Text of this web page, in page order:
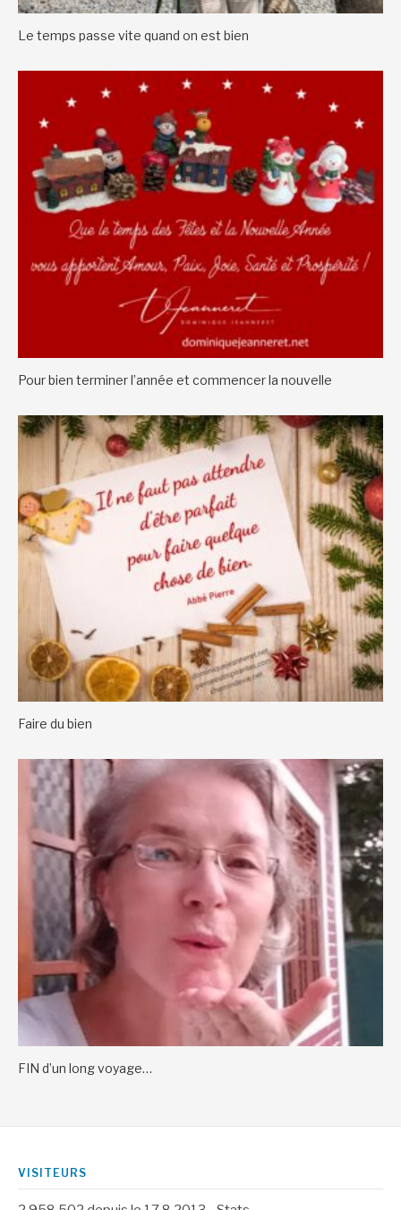
Le temps passe vite quand on est bien
Pour bien terminer l’année et commencer la nouvelle
Faire du bien
FIN d’un long voyage…
VISITEURS